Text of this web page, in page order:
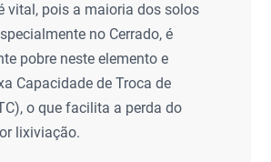
vital, pois a maioria dos solos
no Cerrado, é
pobre neste elemento e
Capacidade de Troca de
o que facilita a perda do
lixiviação.